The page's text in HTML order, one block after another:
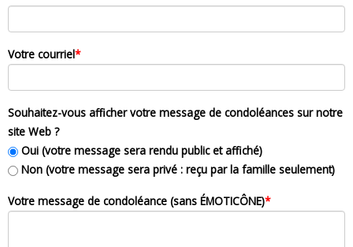
Votre courriel*
Souhaitez-vous afficher votre message de condoléances sur notre
site Web ?
Oui (votre message sera rendu public et affiché)
Non (votre message sera privé : reçu par la famille seulement)
Votre message de condoléance (sans ÉMOTICÔNE)*